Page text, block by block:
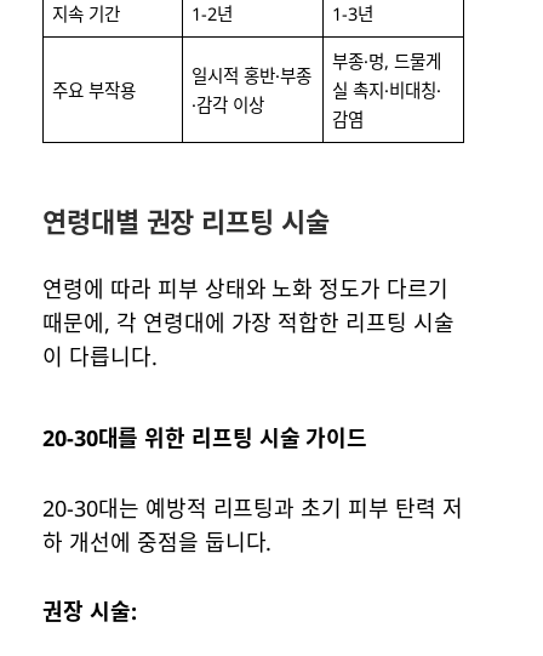
지속 기간
1-2년 1-3년
주요 부작용
일시적 홍반·부종
·감각 이상
부종·멍, 드물게
실 촉지·비대칭·
감염
연령대별 권장 리프팅 시술
연령에 따라 피부 상태와 노화 정도가 다르기
때문에, 각 연령대에 가장 적합한 리프팅 시술
이 다릅니다.
20-30대를 위한 리프팅 시술 가이드
20-30대는 예방적 리프팅과 초기 피부 탄력 저
하 개선에 중점을 둡니다.
권장 시술: